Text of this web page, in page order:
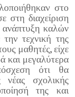
στο
στη διαχείριση
καλών
τεχνική της
μαθητές, είχε
και μεγαλύτερα
ότι θα
σχολικής
της και